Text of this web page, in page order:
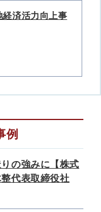
経済活力向上事
例
の強みに【株式
代表取締役社